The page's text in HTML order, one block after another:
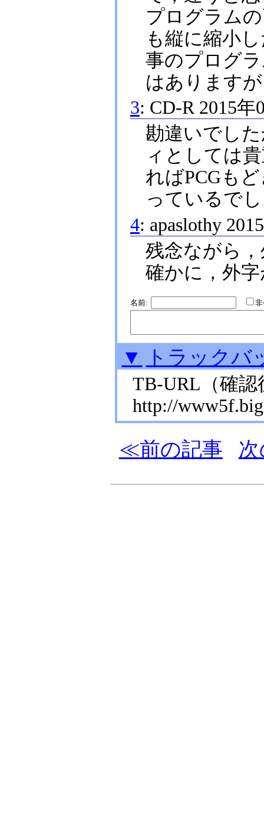
プログラム
も縦に縮小
事のプログ
はあります
3: CD-R 2015年
勘違いでし
ィとしては
ればPCGも
っているで
4: apaslothy
残念ながら
確かに，外
名前:
▼ トラックバ
TB-URL （確
http://
前の記事